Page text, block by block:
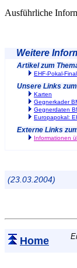
Ausführliche
Weitere
Artikel zum
EHF-Pokal-
Unsere Links
Karten
Gegnerkader
Gegnerdaten
Europapokal:
Externe Links
Informationen
(23.03.2004)
Home